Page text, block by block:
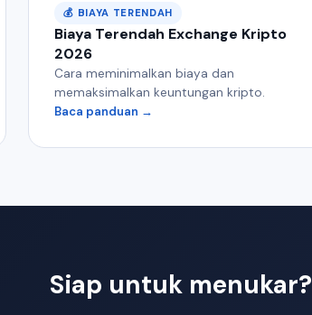
💰 BIAYA TERENDAH
Biaya Terendah Exchange Kripto
2026
Cara meminimalkan biaya dan
memaksimalkan keuntungan kripto.
Baca panduan →
Siap untuk menukar?